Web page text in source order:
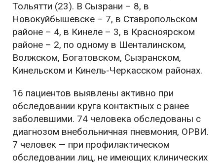
Тольятти (23). В Сызрани – 8, в
Новокуйбышевске – 7, в Ставропольском
районе – 4, в Кинеле – 3, в Красноярском
районе – 2, по одному в Шенталинском,
Волжском, Богатовском, Сызранском,
Кинельском и Кинель-Черкасском районах.
16 пациентов выявлены активно при
обследовании круга контактных с ранее
заболевшими. 74 человека обследованы с
диагнозом внебольничная пневмония, ОРВИ.
7 человек — при профилактическом
обследовании лиц, не имеющих клинических